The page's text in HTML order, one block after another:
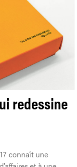
redessine
connaît une